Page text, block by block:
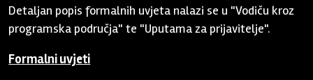
Detaljan popis formalnih uvjeta nalazi se u "Vodiču kroz
programska područja" te "Uputama za prijavitelje".
Formalni uvjeti